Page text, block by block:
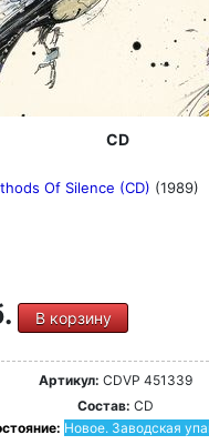
CD
Of Silence (CD) (1989)
В корзину
Артикул: CDVP 451339
Состав: CD
Новое. Заводская